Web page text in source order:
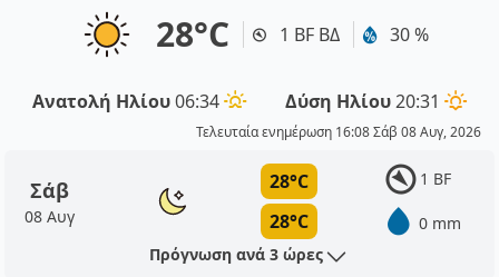
28°C 1 BF ΒΔ 30 %
Ανατολή Ηλίου06:34 Δύση Ηλίου20:31
Τελευταία ενημέρωση 16:08 Σάβ 08 Αυγ, 2026
Σάβ
08 Αυγ
28°C
28°C
1 BF
0 mm
Πρόγνωση ανά 3 ώρες